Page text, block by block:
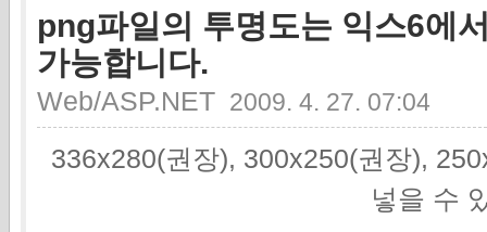
png파일의 투명도는 익스6에
가능합니다.
Web/ASP.NET 2009. 4. 27. 07:04
336x280(권장), 300x250(권장),
넣을 수